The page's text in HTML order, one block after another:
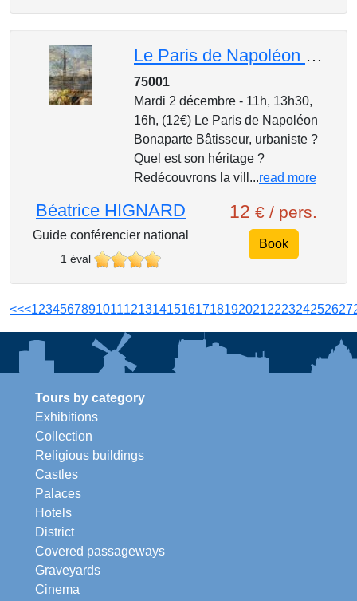
Le Paris de Napoléon Bonaparte
75001
Mardi 2 décembre - 11h, 13h30,
16h, (12€) Le Paris de Napoléon
Bonaparte Bâtisseur, urbaniste ?
Quel est son héritage ?
Redécouvrons la vill...read more
Béatrice HIGNARD
Guide conférencier national
1 éval
12 € / pers.
Book
<<<123456789101112131415161718192021222324252627
Tours by category
Exhibitions
Collection
Religious buildings
Castles
Palaces
Hotels
District
Covered passageways
Graveyards
Cinema